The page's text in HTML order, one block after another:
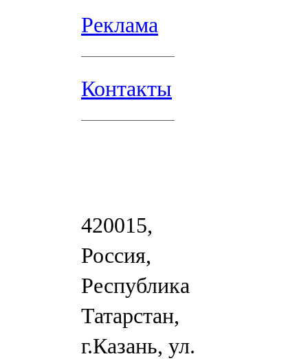
Реклама
Контакты
420015,
Россия,
Республика
Татарстан,
г.Казань, ул.